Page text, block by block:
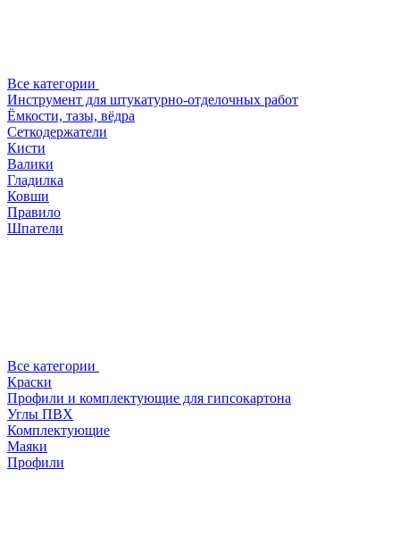
Все категории
Инструмент для штукатурно-отделочных работ
Ёмкости, тазы, вёдра
Сеткодержатели
Кисти
Валики
Гладилка
Ковши
Правило
Шпатели
Все категории
Краски
Профили и комплектующие для гипсокартона
Углы ПВХ
Комплектующие
Маяки
Профили